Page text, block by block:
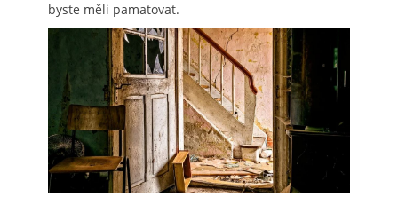
byste měli pamatovat.